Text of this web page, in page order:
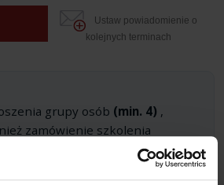
Ustaw powiadomienie o
kolejnych terminach
grupy osób (min. 4) ,
zamówienie szkolenia
do uzgodnienia.